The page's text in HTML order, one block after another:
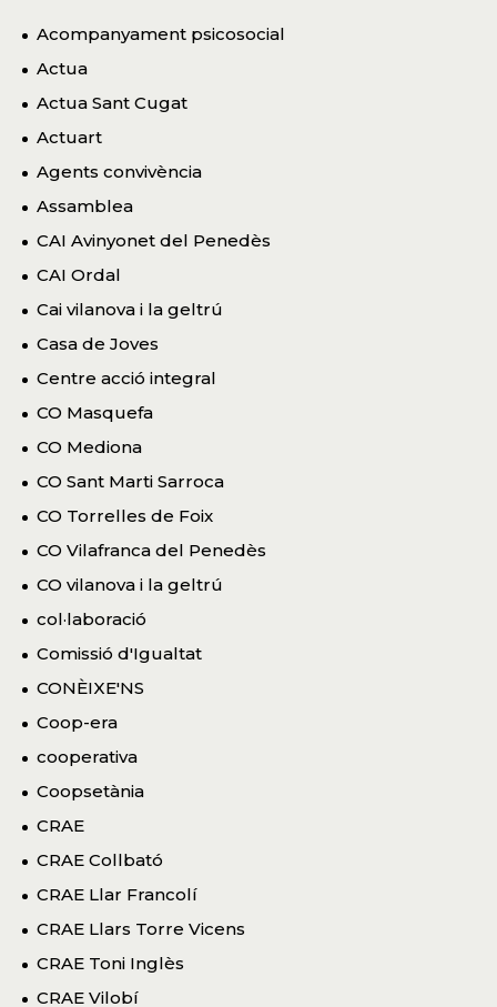
Acompanyament psicosocial
Actua
Actua Sant Cugat
Actuart
Agents convivència
Assamblea
CAI Avinyonet del Penedès
CAI Ordal
Cai vilanova i la geltrú
Casa de Joves
Centre acció integral
CO Masquefa
CO Mediona
CO Sant Marti Sarroca
CO Torrelles de Foix
CO Vilafranca del Penedès
CO vilanova i la geltrú
col·laboració
Comissió d'Igualtat
CONÈIXE'NS
Coop-era
cooperativa
Coopsetània
CRAE
CRAE Collbató
CRAE Llar Francolí
CRAE Llars Torre Vicens
CRAE Toni Inglès
CRAE Vilobí